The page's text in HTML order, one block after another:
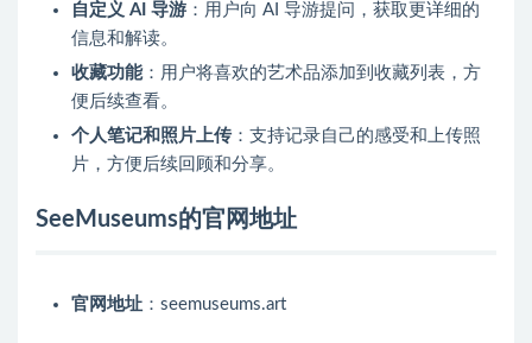
自定义 AI 导游 ：用户向 AI 导游提问，获取更详细的
信息和解读。
收藏功能：用户将喜欢的艺术品添加到收藏列表，方
便后续查看。
个人笔记和照片上传：支持记录自己的感受和上传照
片，方便后续回顾和分享。
SeeMuseums的官网地址
官网地址 ：seemuseums.art